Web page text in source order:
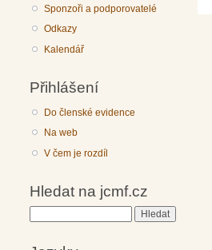
Sponzoři a podporovatelé
Odkazy
Kalendář
Přihlášení
Do členské evidence
Na web
V čem je rozdíl
Hledat na jcmf.cz